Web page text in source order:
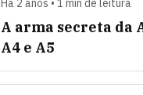
Há 2 anos • 1 min de leitura
A arma secreta da
A4 e A5